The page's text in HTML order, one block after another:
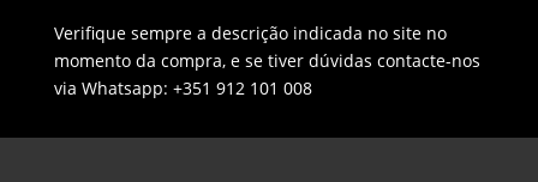
Verifique sempre a descrição indicada no site no
momento da compra, e se tiver dúvidas contacte-nos
via Whatsapp: +351 912 101 008